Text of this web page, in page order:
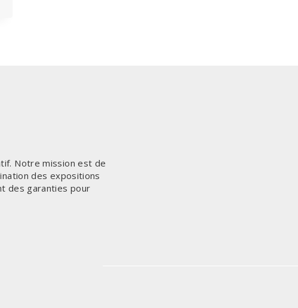
Notre mission est de
des expositions
des garanties pour